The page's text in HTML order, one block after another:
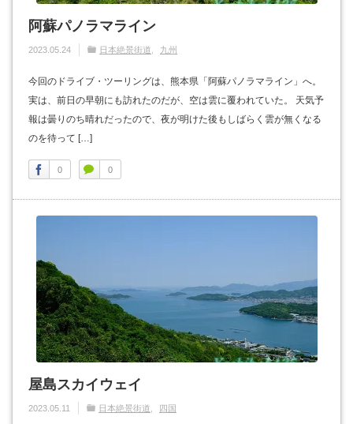
阿蘇パノラマライン
2023.05.24 日本絶景街道 九州
今回のドライブ・ツーリングは、熊本県「阿蘇パノラマライン」へ。
実は、前日の早朝にも訪れたのだが、空は雲に覆われていた。 天気予
報は曇りのち晴れだったので、夜が明けた後もしばらく雲が無くなる
のを待って […]
0 0
屋島スカイウェイ
2023.05.11 日本絶景街道 四国